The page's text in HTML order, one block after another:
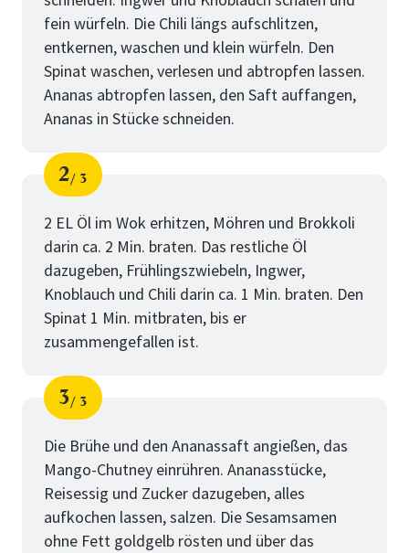
fein würfeln. Die Chili längs aufschlitzen,
entkernen, waschen und klein würfeln. Den
Spinat waschen, verlesen und abtropfen lassen.
Ananas abtropfen lassen, den Saft auffangen,
Ananas in Stücke schneiden.
Schritt
2
von
3
2 EL Öl im Wok erhitzen, Möhren und Brokkoli
darin ca. 2 Min. braten. Das restliche Öl
dazugeben, Frühlingszwiebeln, Ingwer,
Knoblauch und Chili darin ca. 1 Min. braten. Den
Spinat 1 Min. mitbraten, bis er
zusammengefallen ist.
Schritt
3
von
3
Die Brühe und den Ananassaft angießen, das
Mango-Chutney einrühren. Ananasstücke,
Reisessig und Zucker dazugeben, alles
aufkochen lassen, salzen. Die Sesamsamen
ohne Fett goldgelb rösten und über das